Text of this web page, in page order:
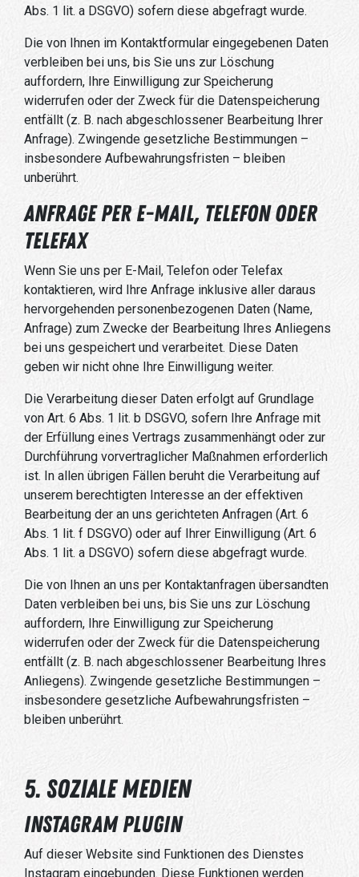
Abs. 1 lit. a DSGVO) sofern diese abgefragt wurde.
Die von Ihnen im Kontaktformular eingegebenen Daten
verbleiben bei uns, bis Sie uns zur Löschung
auffordern, Ihre Einwilligung zur Speicherung
widerrufen oder der Zweck für die Datenspeicherung
entfällt (z. B. nach abgeschlossener Bearbeitung Ihrer
Anfrage). Zwingende gesetzliche Bestimmungen –
insbesondere Aufbewahrungsfristen – bleiben
unberührt.
Anfrage per E-Mail, Telefon oder
Telefax
Wenn Sie uns per E-Mail, Telefon oder Telefax
kontaktieren, wird Ihre Anfrage inklusive aller daraus
hervorgehenden personenbezogenen Daten (Name,
Anfrage) zum Zwecke der Bearbeitung Ihres Anliegens
bei uns gespeichert und verarbeitet. Diese Daten
geben wir nicht ohne Ihre Einwilligung weiter.
Die Verarbeitung dieser Daten erfolgt auf Grundlage
von Art. 6 Abs. 1 lit. b DSGVO, sofern Ihre Anfrage mit
der Erfüllung eines Vertrags zusammenhängt oder zur
Durchführung vorvertraglicher Maßnahmen erforderlich
ist. In allen übrigen Fällen beruht die Verarbeitung auf
unserem berechtigten Interesse an der effektiven
Bearbeitung der an uns gerichteten Anfragen (Art. 6
Abs. 1 lit. f DSGVO) oder auf Ihrer Einwilligung (Art. 6
Abs. 1 lit. a DSGVO) sofern diese abgefragt wurde.
Die von Ihnen an uns per Kontaktanfragen übersandten
Daten verbleiben bei uns, bis Sie uns zur Löschung
auffordern, Ihre Einwilligung zur Speicherung
widerrufen oder der Zweck für die Datenspeicherung
entfällt (z. B. nach abgeschlossener Bearbeitung Ihres
Anliegens). Zwingende gesetzliche Bestimmungen –
insbesondere gesetzliche Aufbewahrungsfristen –
bleiben unberührt.
5. Soziale Medien
Instagram Plugin
Auf dieser Website sind Funktionen des Dienstes
Instagram eingebunden. Diese Funktionen werden